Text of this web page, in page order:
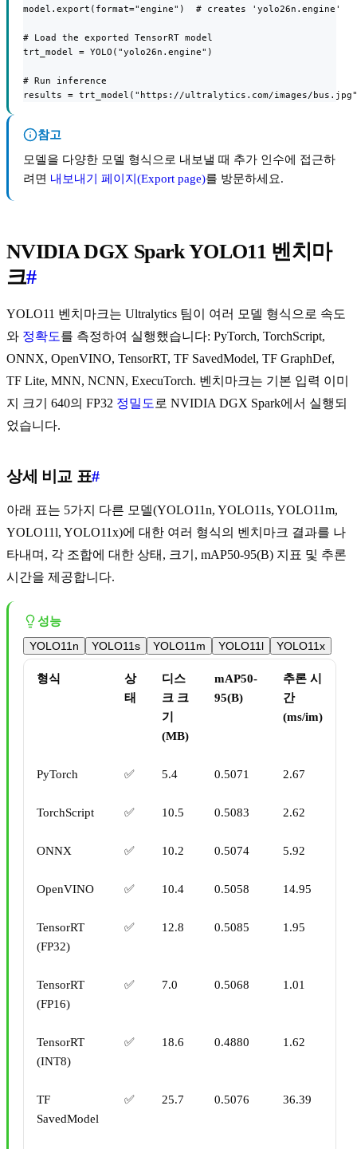
model.export(format="engine")  # creates 'yolo26n.engine'
# Load the exported TensorRT model
trt_model = YOLO("yolo26n.engine")
# Run inference
results = trt_model("https://ultralytics.com/images/
참고
모델을 다양한 모델 형식으로 내보낼 때 추가 인수에 접근하
려면 내보내기 페이지(Export page)를 방문하세요.
NVIDIA DGX Spark YOLO11 벤치마
크#
YOLO11 벤치마크는 Ultralytics 팀이 여러 모델 형식으로 속도
와 정확도를 측정하여 실행했습니다: PyTorch, TorchScript,
ONNX, OpenVINO, TensorRT, TF SavedModel, TF GraphDef,
TF Lite, MNN, NCNN, ExecuTorch. 벤치마크는 기본 입력 이미
지 크기 640의 FP32 정밀도 로 NVIDIA DGX Spark에서 실행되
었습니다.
상세 비교 표#
아래 표는 5가지 다른 모델(YOLO11n, YOLO11s, YOLO11m,
YOLO11l, YOLO11x)에 대한 여러 형식의 벤치마크 결과를 나
타내며, 각 조합에 대한 상태, 크기, mAP50-95(B) 지표 및 추론
시간을 제공합니다.
성능
YOLO11n
YOLO11s YOLO11m YOLO11l YOLO11x
형식
상
태
디스
크 크
기
(MB)
mAP50-
95(B)
추론 시
간
(ms/im)
PyTorch ✅ 5.4 0.5071 2.67
TorchScript ✅ 10.5 0.5083 2.62
ONNX ✅ 10.2 0.5074 5.92
OpenVINO ✅ 10.4 0.5058 14.95
TensorRT
(FP32)
✅ 12.8 0.5085 1.95
TensorRT
(FP16)
✅ 7.0 0.5068 1.01
TensorRT
(INT8)
✅ 18.6 0.4880 1.62
TF
SavedModel
✅ 25.7 0.5076 36.39